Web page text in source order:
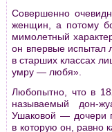
Совершенно
женщин, а потому
мимолетный
он впервые испытал
в старших классах
умру — любя».
Любопытно, что в
называемый дон-
Ушаковой — дочери
в которую он, равно